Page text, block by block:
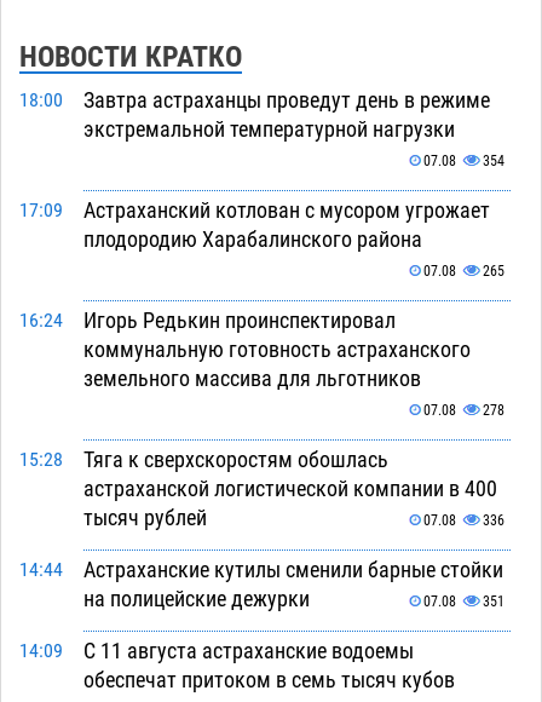
НОВОСТИ КРАТКО
18:00
Завтра астраханцы проведут день в режиме
экстремальной температурной нагрузки
07.08 354
17:09
Астраханский котлован с мусором угрожает
плодородию Харабалинского района
07.08 265
16:24
Игорь Редькин проинспектировал
коммунальную готовность астраханского
земельного массива для льготников
07.08 278
15:28
Тяга к сверхскоростям обошлась
астраханской логистической компании в 400
тысяч рублей
07.08 336
14:44
Астраханские кутилы сменили барные стойки
на полицейские дежурки
07.08 351
14:09
С 11 августа астраханские водоемы
обеспечат притоком в семь тысяч кубов